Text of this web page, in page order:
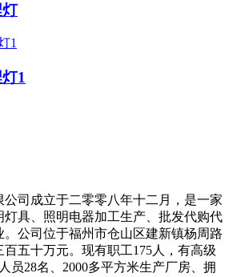
1
司成立于二零零八年十二月，是一家
具、照明电器加工生产、批发代购代
公司位于福州市仓山区建新镇杨周路
五十万元。现有职工175人，有高级
员28名、2000多平方米生产厂房、拥